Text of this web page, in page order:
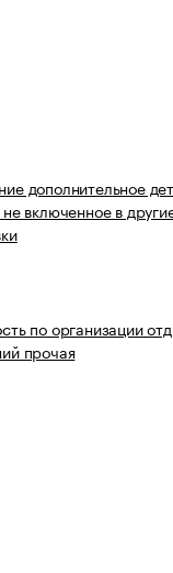
дополнительное
включенное в
по организации
прочая